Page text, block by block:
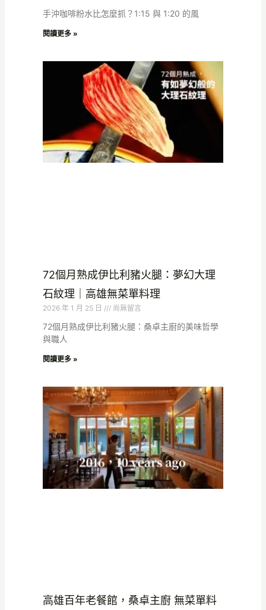
手沖咖啡粉水比怎麼抓？1:15 與 1:20 的風
閱讀更多 »
72個月熟成伊比利豬火腿：夢幻大理
石紋理｜高雄無菜單料理
2026 年 1 月 25 日 尚無留言
72個月熟成伊比利豬火腿：桑卓主廚的美味哲學
與職人
閱讀更多 »
高雄百年老餐館，桑卓主廚 無菜單料